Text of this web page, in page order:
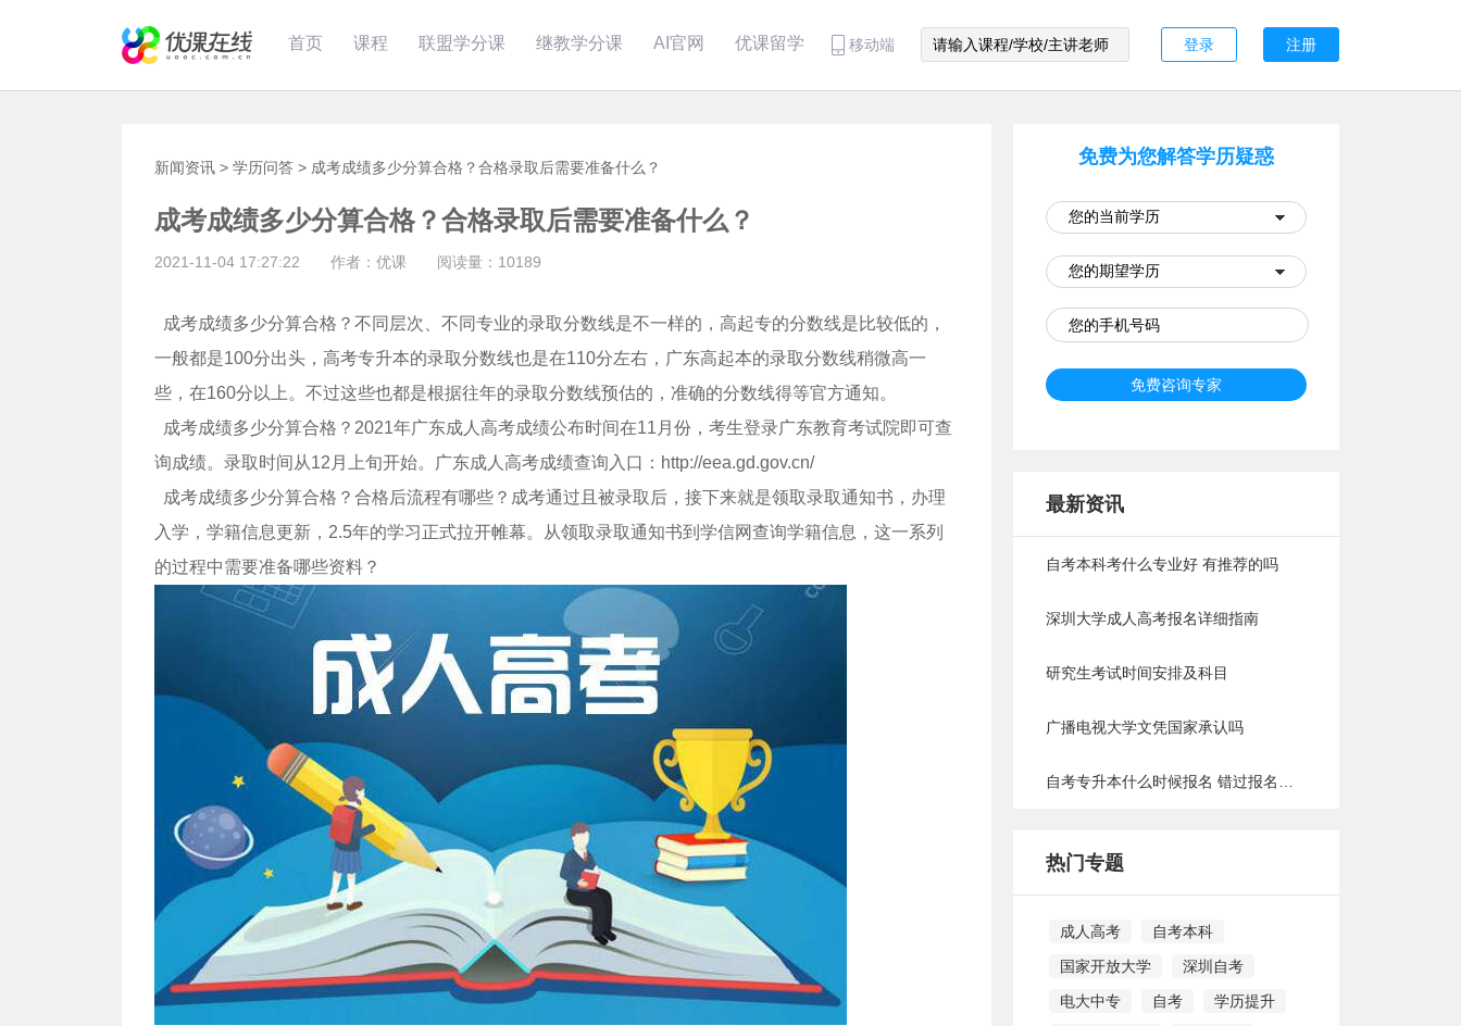
首页 课程 联盟学分课 继教学分课 AI官网 优课留学 移动端 登录 注册
新闻资讯 > 学历问答 > 成考成绩多少分算合格？合格录取后需要准备什么？
成考成绩多少分算合格？合格录取后需要准备什么？
2021-11-04 17:27:22 作者：优课 阅读量：10189
成考成绩多少分算合格？不同层次、不同专业的录取分数线是不一样的，高起专的分数线是比较低的，
一般都是100分出头，高考专升本的录取分数线也是在110分左右，广东高起本的录取分数线稍微高一
些，在160分以上。不过这些也都是根据往年的录取分数线预估的，准确的分数线得等官方通知。
成考成绩多少分算合格？2021年广东成人高考成绩公布时间在11月份，考生登录广东教育考试院即可查
询成绩。录取时间从12月上旬开始。广东成人高考成绩查询入口：http://eea.gd.gov.cn/
成考成绩多少分算合格？合格后流程有哪些？成考通过且被录取后，接下来就是领取录取通知书，办理
入学，学籍信息更新，2.5年的学习正式拉开帷幕。从领取录取通知书到学信网查询学籍信息，这一系列
的过程中需要准备哪些资料？
免费为您解答学历疑惑
免费咨询专家
最新资讯
自考本科考什么专业好 有推荐的吗
深圳大学成人高考报名详细指南
研究生考试时间安排及科目
广播电视大学文凭国家承认吗
热门专题
成人高考
自考本科
国家开放大学
深圳自考
电大中专
自考
学历提升